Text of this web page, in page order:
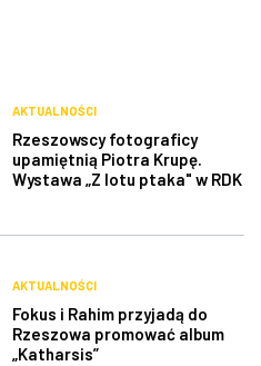
AKTUALNOŚCI
Rzeszowscy fotograficy
upamiętnią Piotra Krupę.
Wystawa „Z lotu ptaka" w RDK
AKTUALNOŚCI
Fokus i Rahim przyjadą do
Rzeszowa promować album
„Katharsis”